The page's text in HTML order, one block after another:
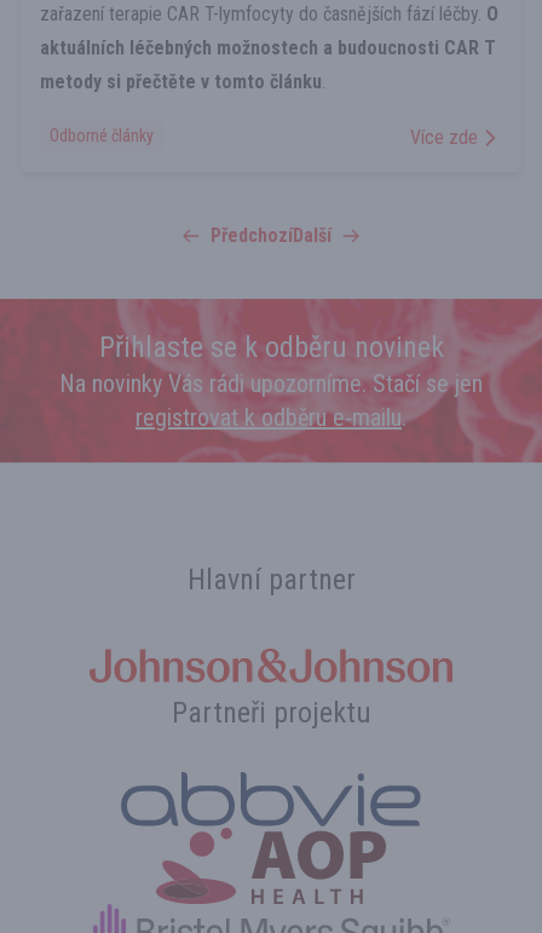
zařazení terapie CAR T-lymfocyty do časnějších fází léčby. O
aktuálních léčebných možnostech a budoucnosti CAR T
metody si přečtěte v tomto článku.
Odborné články Více zde
PředchozíDalší
Přihlaste se k odběru novinek
Na novinky Vás rádi upozorníme. Stačí se jen
registrovat k odběru e‑mailu.
Hlavní partner
Partneři projektu